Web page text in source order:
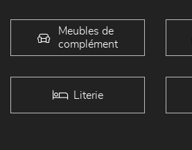
Meubles de
complément
Literie